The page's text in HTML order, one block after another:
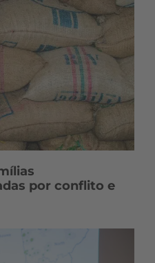
por conflito e